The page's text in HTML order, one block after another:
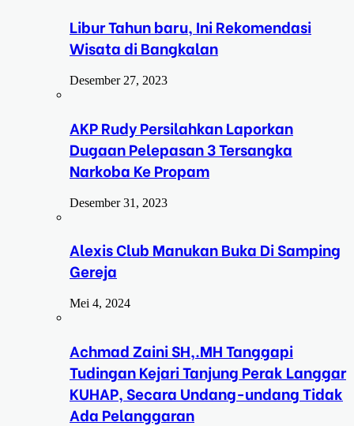
Libur Tahun baru, Ini Rekomendasi
Wisata di Bangkalan
Desember 27, 2023
AKP Rudy Persilahkan Laporkan
Dugaan Pelepasan 3 Tersangka
Narkoba Ke Propam
Desember 31, 2023
Alexis Club Manukan Buka Di Samping
Gereja
Mei 4, 2024
Achmad Zaini SH,.MH Tanggapi
Tudingan Kejari Tanjung Perak Langgar
KUHAP, Secara Undang-undang Tidak
Ada Pelanggaran